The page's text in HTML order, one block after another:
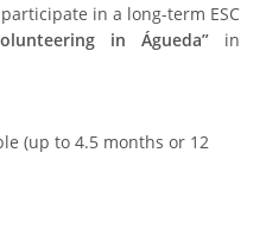
in a long-term ESC
in Águeda”in
(up to 4.5 months or 12